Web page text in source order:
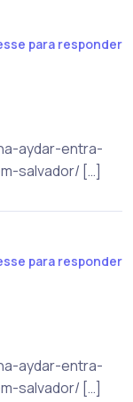
para responder
aydar-entra-
salvador/ […]
para responder
aydar-entra-
salvador/ […]